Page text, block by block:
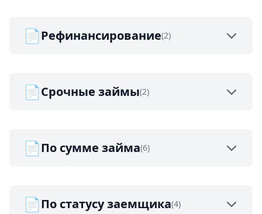
📄Рефинансирование(2)
📄Срочные займы(2)
📄По сумме займа(6)
📄По статусу заемщика(4)